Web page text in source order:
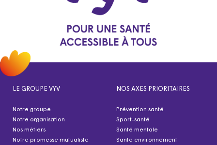
LE GROUPE VYV
Notre groupe
Notre organisation
Nos métiers
Notre promesse mutualiste
NOS AXES PRIORITAIRES
Prévention santé
Sport-santé
Santé mentale
Santé environnement